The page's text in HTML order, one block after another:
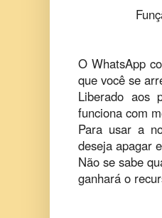
O WhatsApp
que você se
Liberado aos
funciona com
Para usar a
deseja apagar
Não se sabe
ganhará o